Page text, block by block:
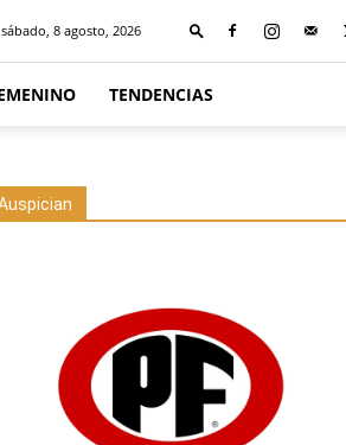
sábado, 8 agosto, 2026
TENDENCIAS